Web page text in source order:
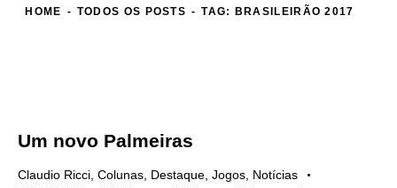
HOME TODOS OS POSTS TAG: BRASILEIRÃO 2017
Um novo Palmeiras
Claudio Ricci, Colunas, Destaque, Jogos, Notícias